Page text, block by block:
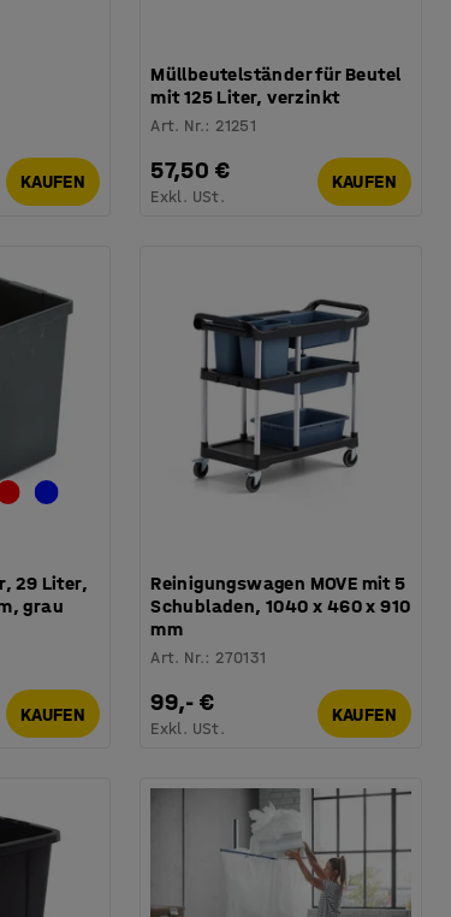
KAUFEN
Müllbeutelständer für Beutel
mit 125 Liter, verzinkt
Art. Nr.: 21251
57,50 €
Exkl. USt.
KAUFEN
29 Liter,
grau
KAUFEN
Reinigungswagen MOVE mit 5
Schubladen, 1040 x 460 x 910
mm
Art. Nr.: 270131
99,- €
Exkl. USt.
KAUFEN